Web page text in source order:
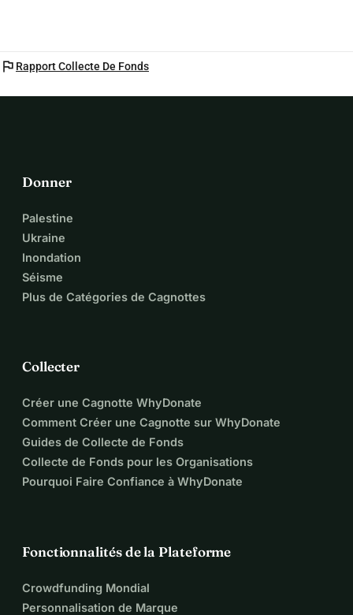
flag Rapport Collecte De Fonds
Donner
Palestine
Ukraine
Inondation
Séisme
Plus de Catégories de Cagnottes
Collecter
Créer une Cagnotte WhyDonate
Comment Créer une Cagnotte sur WhyDonate
Guides de Collecte de Fonds
Collecte de Fonds pour les Organisations
Pourquoi Faire Confiance à WhyDonate
Fonctionnalités de la Plateforme
Crowdfunding Mondial
Personnalisation de Marque